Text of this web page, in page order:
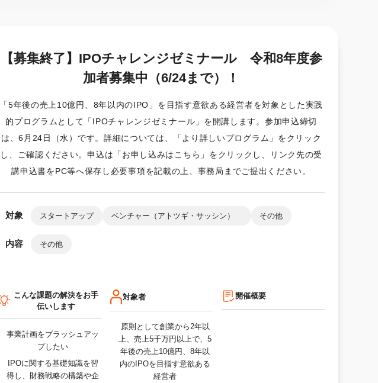
【募集終了】IPOチャレンジゼミナール 令和8年度参
加者募集中（6/24まで）！
「5年後の売上10億円、8年以内のIPO」を目指す意欲ある経営者を対象とした実践
的プログラムとして「IPOチャレンジゼミナール」を開講します。参加申込締切
は、6月24日（水）です。詳細については、「より詳しいプログラム」をクリック
し、ご確認ください。申込は「お申し込みはこちら」をクリックし、リンク先の受
講申込書をPC等へ保存し必要事項を記載の上、事務局までご提出ください。
対象 スタートアップ ベンチャー（アトツギ・サッシン） その他
内容 その他
こんな課題の解決をお手
伝いします
事業計画をブラッシュアッ
プしたい
IPOに関する基礎知識を習
得し、財務戦略の構築や企
対象者
原則として創業から2年以
上、売上5千万円以上で、5
年後の売上10億円、8年以
内のIPOを目指す意欲ある
経営者
開催概要